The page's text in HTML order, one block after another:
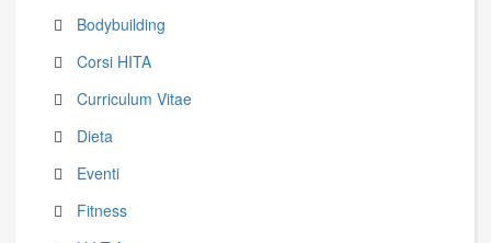
Bodybuilding
Corsi HITA
Curriculum Vitae
Dieta
Eventi
Fitness